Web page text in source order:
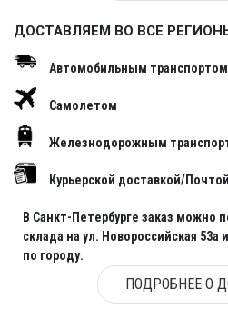
ДОСТАВЛЯЕМ ВО ВСЕ
Автомобильным транспортом
Самолетом
Железнодорожным
Курьерской доставкой/
В Санкт-Петербурге заказ можно
склада на ул. Новороссийская 53а
по городу.
ПОДРОБНЕЕ О